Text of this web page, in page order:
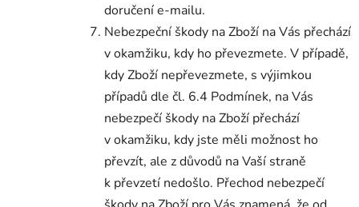
doručení e-mailu.
Nebezpeční škody na Zboží na Vás přechází
v okamžiku, kdy ho převezmete. V případě,
kdy Zboží nepřevezmete, s výjimkou
případů dle čl. 6.4 Podmínek, na Vás
nebezpečí škody na Zboží přechází
v okamžiku, kdy jste měli možnost ho
převzít, ale z důvodů na Vaší straně
k převzetí nedošlo. Přechod nebezpečí